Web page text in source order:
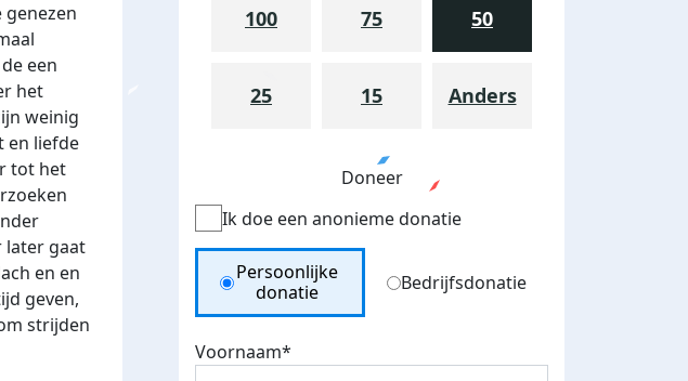
een
het
weinig
en liefde
tot het
later gaat
en en
geven,
strijden
100 75 50
25 15 Anders
Doneer
Ik doe een anonieme donatie
Donation Type
Persoonlijke
donatie
Bedrijfsdonatie
Voornaam*